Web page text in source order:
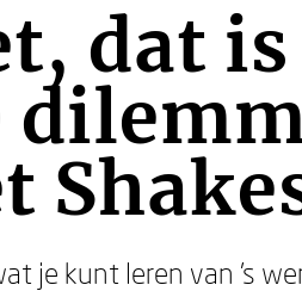
dat is
je kunt leren van ’s